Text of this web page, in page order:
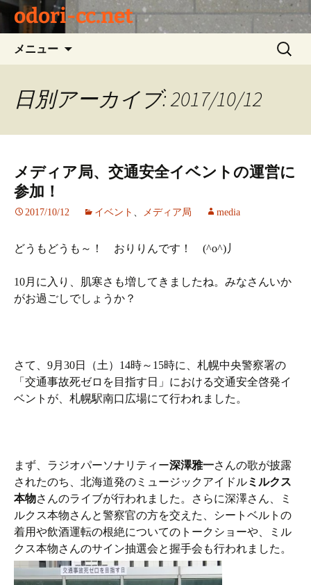
odori-cc.net
メニュー
ン
ッ
検
索:
日別アーカイブ: 2017/10/12
メディア局、交通安全イベントの運営に
参加！
2017/10/12 イベント 、 メディア局 media
どうもどうも～！ おりりんです！ (^o^)丿
10月に入り、肌寒さも増してきましたね。みなさんいか
がお過ごしでしょうか？
さて、9月30日（土）14時～15時に、札幌中央警察署の
「交通事故死ゼロを目指す日」における交通安全啓発イ
ベントが、札幌駅南口広場にて行われました。
まず、ラジオパーソナリティー深澤雅一さんの歌が披露
されたのち、北海道発のミュージックアイドルミルクス
本物さんのライブが行われました。さらに深澤さん、ミ
ルクス本物さんと警察官の方を交えた、シートベルトの
着用や飲酒運転の根絶についてのトークショーや、ミル
クス本物さんのサイン抽選会と握手会も行われました。